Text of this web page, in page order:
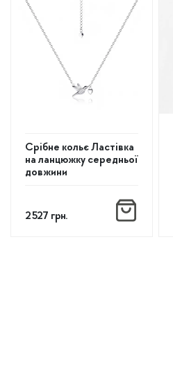
Срібне кольє Ластівка
на ланцюжку середньої
довжини
2 527 грн.